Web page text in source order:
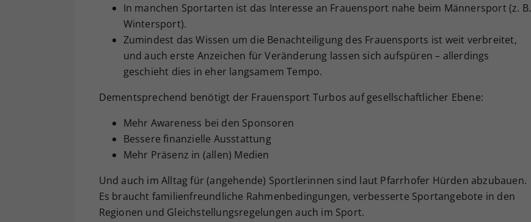
In manchen Sportarten ist das Interesse an Frauensport nahe beim Männersport (z. B.
Wintersport).
Zumindest das Wissen um die Benachteiligung des Frauensports ist weit verbreitet,
und auch erste Anzeichen für Veränderung lassen sich aufspüren – allerdings
geschieht dies in eher langsamem Tempo.
Dementsprechend benötigt der Frauensport Turbos auf gesellschaftlicher Ebene:
Mehr Awareness bei den Sponsoren
Bessere finanzielle Ausstattung
Mehr Präsenz in (allen) Medien
Und auch im Alltag für (angehende) Sportlerinnen sind laut Pfarrhofer Hürden abzubauen.
Es braucht familienfreundliche Rahmenbedingungen, verbesserte Sportangebote in den
Regionen und Gleichstellungsregelungen auch im Sport.